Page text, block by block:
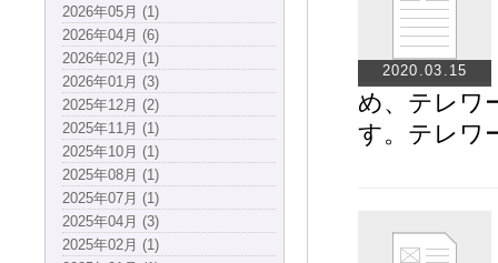
2020.03.15
め、テレワ
す。テレワ
2026年05月 (1)
2026年04月 (6)
2026年02月 (1)
2026年01月 (3)
2025年12月 (2)
2025年11月 (1)
2025年10月 (1)
2025年08月 (1)
2025年07月 (1)
2025年04月 (3)
2025年02月 (1)